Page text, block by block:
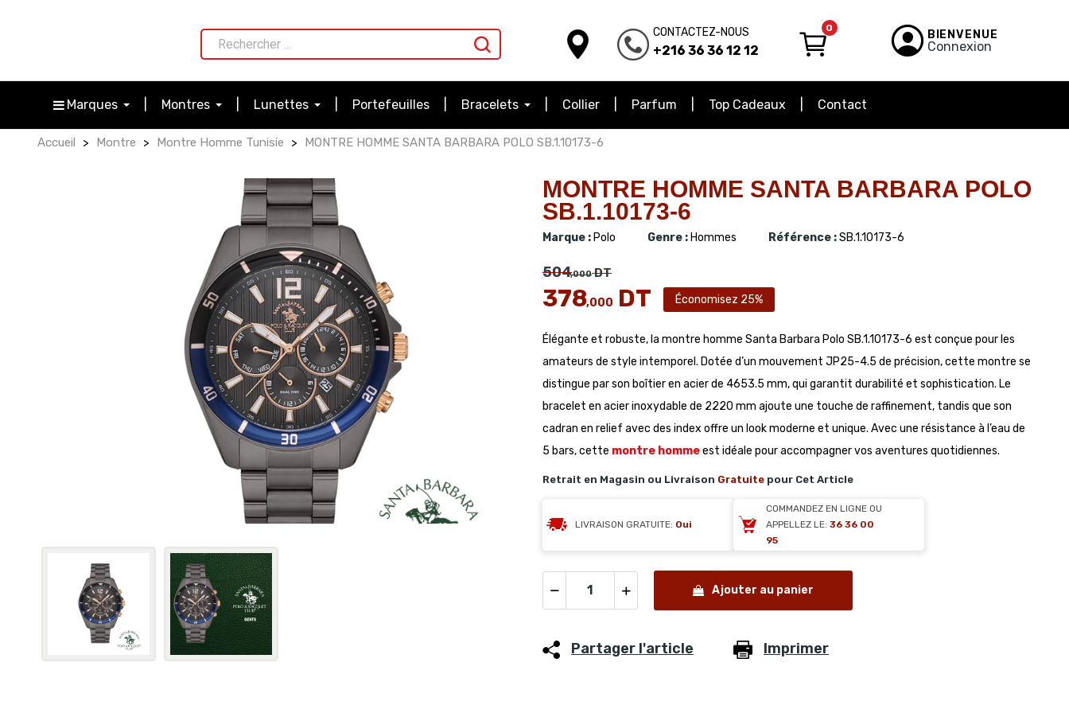
CONTACTEZ-NOUS
+216 36 36 12 12
0 BIENVENUE
Connexion
Marques Montres Lunettes Portefeuilles Bracelets Collier Parfum Top Cadeaux Contact
Accueil Montre Montre Homme Tunisie MONTRE HOMME SANTA BARBARA POLO SB.1.10173-6
MONTRE HOMME SANTA BARBARA POLO
SB.1.10173-6
Marque : Polo Genre : Hommes Référence :SB.1.10173-6
504,000DT
378,000 DT Économisez 25%
Élégante et robuste, la montre homme Santa Barbara Polo SB.1.10173-6 est conçue pour les
amateurs de style intemporel. Dotée d’un mouvement JP25-4.5 de précision, cette montre se
distingue par son boîtier en acier de 4653.5 mm, qui garantit durabilité et sophistication. Le
bracelet en acier inoxydable de 2220 mm ajoute une touche de raffinement, tandis que son
cadran en relief avec des index offre un look moderne et unique. Avec une résistance à l’eau de
5 bars, cette montre hommeest idéale pour accompagner vos aventures quotidiennes.
Retrait en Magasin ou Livraison Gratuite pour Cet Article
LIVRAISON GRATUITE: Oui
COMMANDEZ EN LIGNE OU
APPELLEZ LE: 36 36 00
95
Ajouter au panier
Partager l'article Imprimer